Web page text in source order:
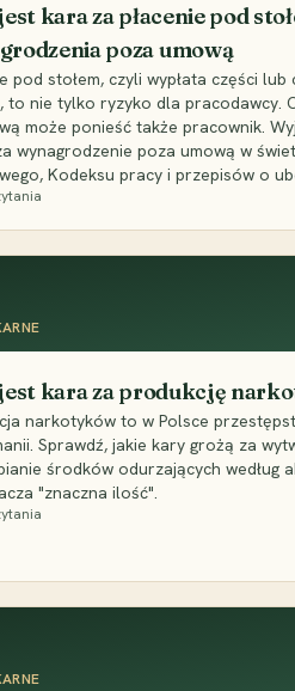
kara za płacenie pod
poza umową
pod stołem, czyli wypłata części
to nie tylko ryzyko dla pracodawcy.
może ponieść także pracownik.
wynagrodzenie poza umową w
Kodeksu pracy i przepisów o
kara za produkcję
narkotyków to w Polsce
Sprawdź, jakie kary grożą za
środków odurzających według
"znaczna ilość".